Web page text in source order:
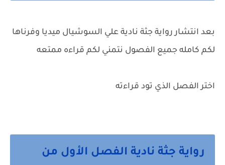
بعد انتشار رواية جثة نادية علي السوشيال ميديا وفرناها
لكم كامله جميع الفصول نتمني لكم قراءه ممتعه
اختر الفصل الذي تود قراءته
رواية جثة نادية الفصل الأول من